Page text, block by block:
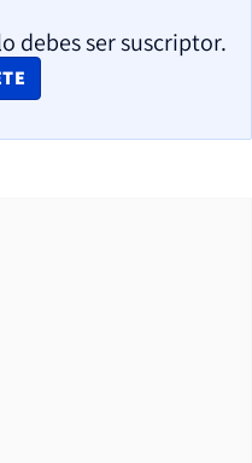
debes ser suscriptor.
WINDOW